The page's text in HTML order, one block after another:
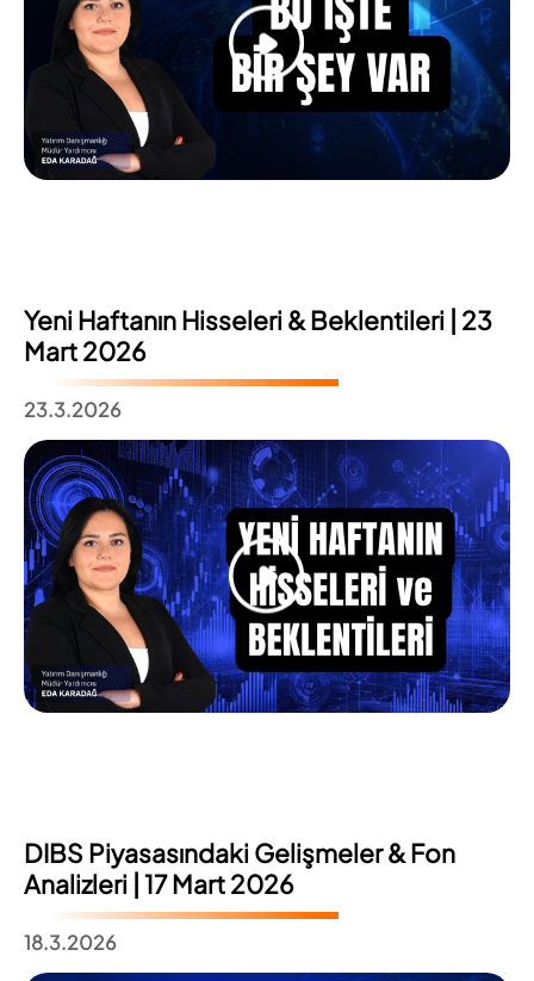
Yeni Haftanın Hisseleri & Beklentileri | 23
Mart 2026
23.3.2026
DIBS Piyasasındaki Gelişmeler & Fon
Analizleri | 17 Mart 2026
18.3.2026